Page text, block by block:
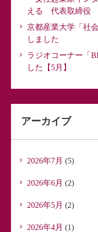
える 代表取締役
京都産業大学「社
しました
ラジオコーナー「
した【5月】
アーカイブ
2026年7月 (5)
2026年6月 (2)
2026年5月 (2)
2026年4月 (1)